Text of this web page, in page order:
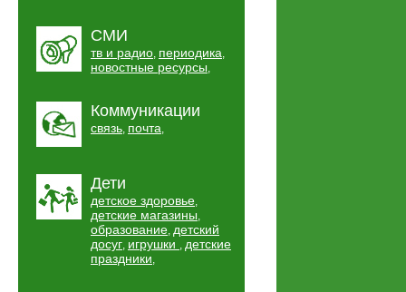
СМИ
тв и радио, периодика,
новостные ресурсы,
Коммуникации
связь, почта,
Дети
детское здоровье,
детские магазины,
образование, детский
досуг, игрушки , детские
праздники,